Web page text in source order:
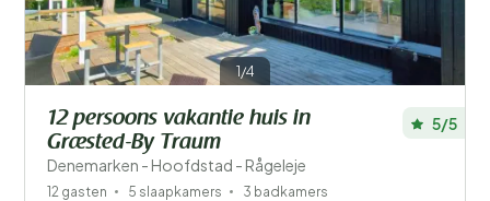
1/4
12 persoons vakantie huis in
Græsted-By Traum
Denemarken - Hoofdstad - Rågeleje
5/5
12 gasten 5 slaapkamers 3 badkamers